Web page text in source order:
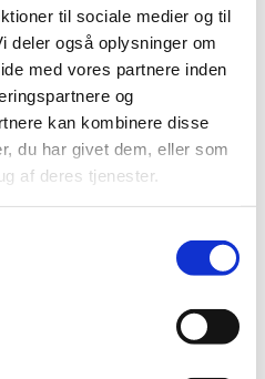
til sociale medier og til
deler også oplysninger om
med vores partnere inden
og
kan kombinere disse
du har givet dem, eller som
af deres tjenester.
også kunne